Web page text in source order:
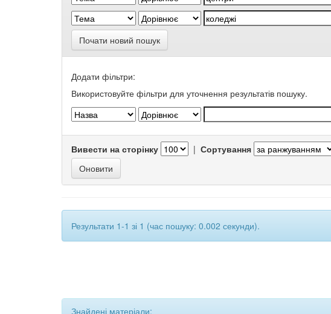
Почати новий пошук
Додати фільтри:
Використовуйте фільтри для уточнення результатів пошуку.
Вивести на сторінку | Сортування
Результати 1-1 зі 1 (час пошуку: 0.002 секунди).
Знайдені матеріали: